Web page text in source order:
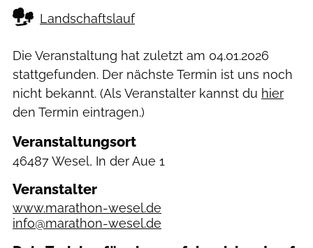
Landschaftslauf
Die Veranstaltung hat zuletzt am 04.01.2026
stattgefunden. Der nächste Termin ist uns noch
nicht bekannt. (Als Veranstalter kannst du hier
den Termin eintragen.)
Veranstaltungsort
46487 Wesel, In der Aue 1
Veranstalter
www.marathon-wesel.de
info@marathon-wesel.de